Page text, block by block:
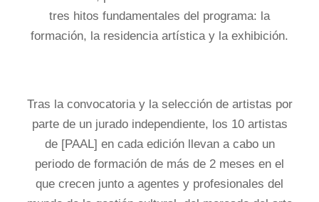
tres hitos fundamentales del programa: la
formación, la residencia artística y la exhibición.
Tras la convocatoria y la selección de artistas por
parte de un jurado independiente, los 10 artistas
de [PAAL] en cada edición llevan a cabo un
periodo de formación de más de 2 meses en el
que crecen junto a agentes y profesionales del